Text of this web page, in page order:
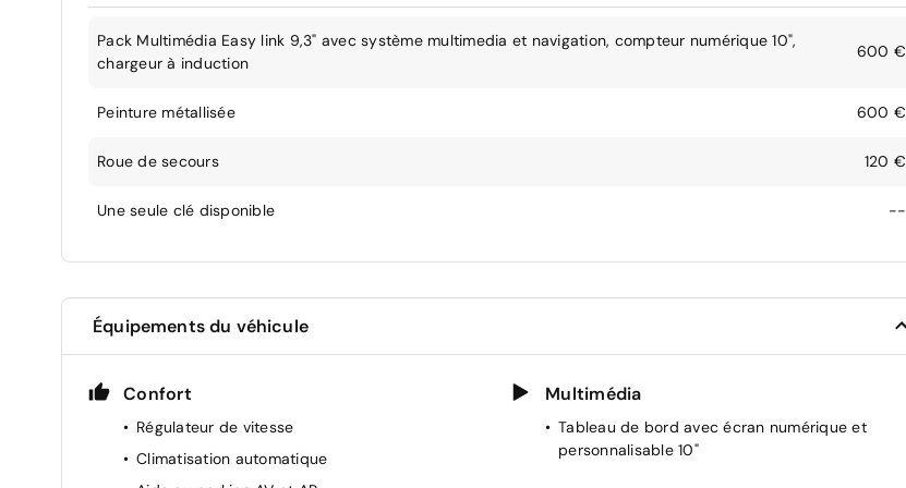
Pack Multimédia Easy link 9,3" avec système multimedia et navigation, compteur numérique 10",
chargeur à induction
600 €
Peinture métallisée 600 €
Roue de secours 120 €
Une seule clé disponible --
Équipements du véhicule
Confort
Régulateur de vitesse
Climatisation automatique
Multimédia
Tableau de bord avec écran numérique et
personnalisable 10"